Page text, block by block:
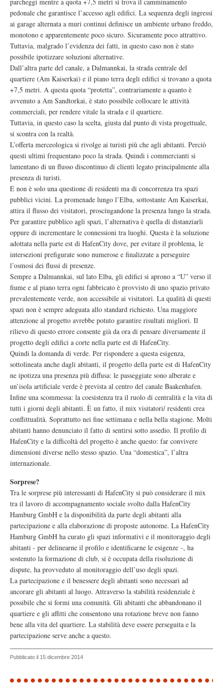
pedonale che garantisce l’accesso agli edifici. La sequenza degli ingressi
ai garage alternata a muri continui definisce un ambiente urbano freddo,
monotono e apparentemente poco sicuro. Sicuramente poco attrattivo.
Tuttavia, malgrado l’evidenza dei fatti, in questo caso non è stato
possibile ipotizzare soluzioni alternative.
Dall’altra parte del canale, a Dalmannkai, la strada centrale del
quartiere (Am Kaiserkai) e il piano terra degli edifici si trovano a quota
+7,5 metri. A questa quota “protetta”, contrariamente a quanto è
avvenuto a Am Sandtorkai, è stato possibile collocare le attività
commerciali, per rendere vitale la strada e il quartiere.
Tuttavia, in questo caso la scelta, giusta dal punto di vista progettuale,
si scontra con la realtà.
L’offerta merceologica si rivolge ai turisti più che agli abitanti. Perciò
questi ultimi frequentano poco la strada. Quindi i commercianti si
lamentano di un flusso discontinuo di clienti legato principalmente alla
presenza di turisti.
E non è solo una questione di residenti ma di concorrenza tra spazi
pubblici vicini. La promenade lungo l’Elba, sottostante Am Kaiserkai,
attira il flusso dei visitatori, prosciugandone la presenza lungo la strada.
Per garantire pubblico agli spazi, l’alternativa è quella di distanziarli
oppure di incrementare le connessioni tra luoghi. Questa è la soluzione
adottata nella parte est di HafenCity dove, per evitare il problema, le
intersezioni prefigurate sono numerose e finalizzate a perseguire
l’osmosi dei flussi di presenze.
Sempre a Dalmannkai, sul lato Elba, gli edifici si aprono a “U” verso il
fiume e al piano terra ogni fabbricato è provvisto di uno spazio privato
prevalentemente verde, non accessibile ai visitatori. La qualità di questi
spazi non è sempre adeguata allo standard richiesto. Una maggiore
attenzione al progetto avrebbe potuto garantire risultati migliori. Il
rilievo di questo errore consente già da ora di pensare diversamente il
progetto degli edifici a corte nella parte est di HafenCity.
Quindi la domanda di verde. Per rispondere a questa esigenza,
sottolineata anche dagli abitanti, il progetto della parte est di HafenCity
ne ipotizza una presenza più diffusa: le passeggiate sono alberate e
un’isola artificiale verde è prevista al centro del canale Baakenhafen.
Infine una scommessa: la coesistenza tra il ruolo di centralità e la vita di
tutti i giorni degli abitanti. È un fatto, il mix visitatori/ residenti crea
conflittualità. Soprattutto nei fine settimana e nella bella stagione. Molti
abitanti hanno denunciato il fatto di sentirsi sotto assedio. Il profilo di
HafenCity e la difficoltà del progetto è anche questo: far convivere
dimensioni diverse nello stesso spazio. Una “domestica”, l’altra
internazionale.
Sorprese?
Tra le sorprese più interessanti di HafenCity si può considerare il mix
tra il lavoro di accompagnamento sociale svolto dalla HafenCity
Hamburg GmbH e la disponibilità da parte degli abitanti alla
partecipazione e alla elaborazione di proposte autonome. La HafenCity
Hamburg GmbH ha curato gli spazi informativi e il monitoraggio degli
abitanti - per delinearne il profilo e identificarne le esigenze -, ha
sostenuto la formazione di club, si è occupata della risoluzione di
dispute, ha provveduto al monitoraggio dell’uso degli spazi.
La partecipazione e il benessere degli abitanti sono necessari ad
ancorare gli abitanti al luogo. Attraverso la stabilità residenziale è
possibile che si formi una comunità. Gli abitanti che abbandonano il
quartiere e gli affitti che consentono una rotazione breve non fanno
bene alla vita del quartiere. La stabilità deve essere perseguita e la
partecipazione serve anche a questo.
Pubblicato il 15 dicembre 2014